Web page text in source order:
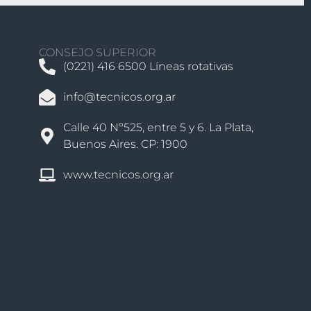
CONSEJO SUPERIOR
(0221) 416 6500 Líneas rotativas
info@tecnicos.org.ar
Calle 40 Nº525, entre 5 y 6. La Plata,
Buenos Aires. CP: 1900
www.tecnicos.org.ar